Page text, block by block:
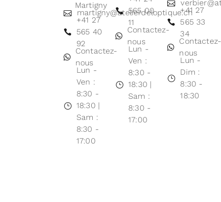
Martigny
martigny@atelierdeloptique.ch
+41 27
565 40
92
Contactez-
nous
Lun -
Ven :
8:30 -
18:30 |
Sam :
8:30 -
17:00
565 00
11
Contactez-
nous
Lun -
Ven :
8:30 -
18:30 |
Sam :
8:30 -
17:00
+41 27
565 33
34
Contactez-
nous
Lun -
Dim :
8:30 -
18:30